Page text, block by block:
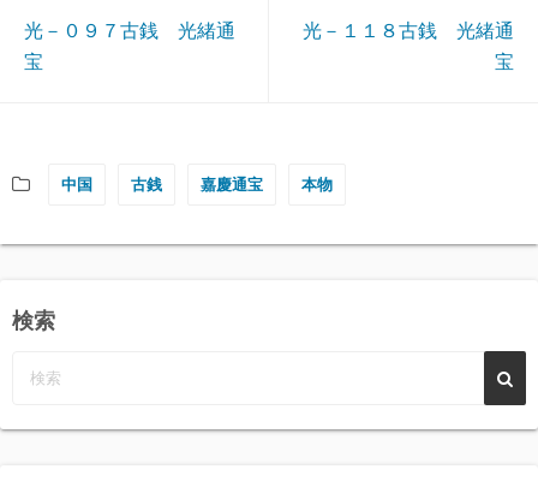
光－０９７古銭 光緒通
宝
光－１１８古銭 光緒通
宝
中国 古銭 嘉慶通宝 本物
検索